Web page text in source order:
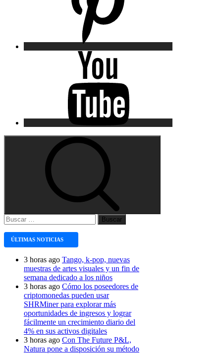
Buscar:
ÚLTIMAS NOTICIAS
3 horas ago Tango, k-pop, nuevas
muestras de artes visuales y un fin de
semana dedicado a los niños
3 horas ago Cómo los poseedores de
criptomonedas pueden usar
SHRMiner para explorar más
oportunidades de ingresos y lograr
fácilmente un crecimiento diario del
4% en sus activos digitales
3 horas ago Con The Future P&L,
Natura pone a disposición su método